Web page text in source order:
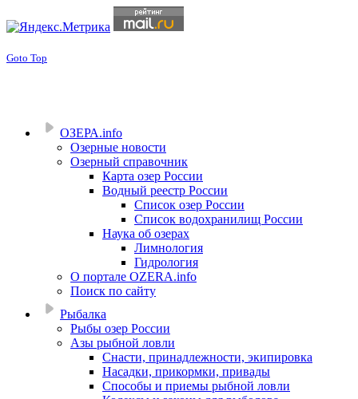
Goto Top
ОЗЕРА.info
Озерные новости
Озерный справочник
Карта озер России
Водный реестр России
Список озер России
Список водохранилищ России
Наука об озерах
Лимнология
Гидрология
О портале OZERA.info
Поиск по сайту
Рыбалка
Рыбы озер России
Азы рыбной ловли
Снасти, принадлежности, экипировка
Насадки, прикормки, привады
Способы и приемы рыбной ловли